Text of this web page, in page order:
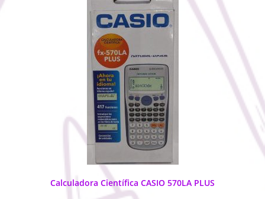
Calculadora Científica CASIO 570LA PLUS